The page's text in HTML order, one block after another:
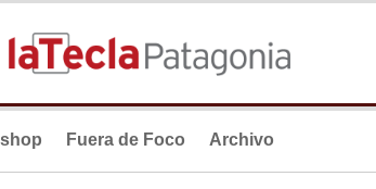
Fuera de Foco Archivo